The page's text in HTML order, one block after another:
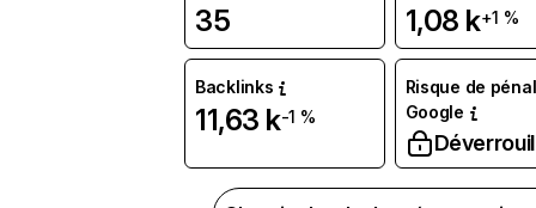
35 1,08 k+1 %
Backlinks
11,63 k-1 %
Risque de
Google